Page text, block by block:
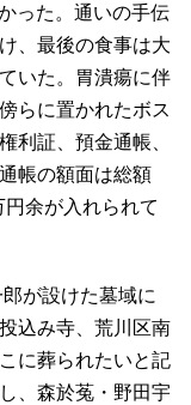
った。通いの手伝
、最後の食事は大
いた。胃潰瘍に伴
らに置かれたボス
利証、預金通帳、
帳の額面は総額
余が入れられて
が設けた墓域に
込み寺、荒川区南
に葬られたいと記
、森於菟・野田宇